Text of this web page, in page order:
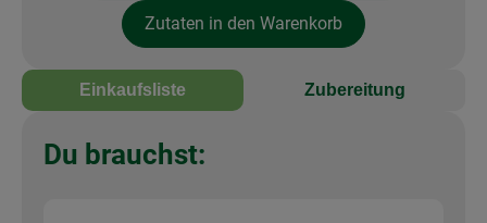
Zutaten in den Warenkorb
Einkaufsliste Zubereitung
Du brauchst: